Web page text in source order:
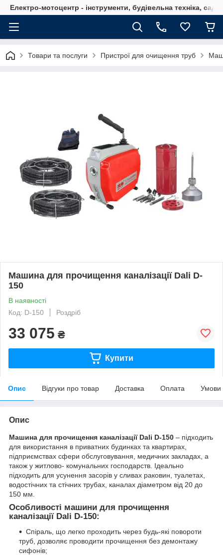
Електро-мотоцентр - інструменти, будівельна техніка,
Товари та послуги Пристрої для очищення труб
Машина для прочищення каналізації Dali D-
150
В наявності
Код: D-150
Роздріб
33 075 ₴
Купити
Опис Відгуки про товар Доставка Оплата Умови
Опис
Машина для прочищення каналізації Dali D-150 – підходить
для використання в приватних будинках та квартирах,
підприємствах сфери обслуговування, медичних закладах, а
також у житлово- комунальних господарств. Ідеально
підходить для усунення засорів у сливах раковин, туалетах,
водостічних та стічних трубах, каналах діаметром від 20 до
150 мм.
Особливості машини для прочищення
каналізації Dali D-150:
Спіраль, що легко проходить через будь-які повороти
труб, дозволяє проводити прочищення без демонтажу
сифонів;